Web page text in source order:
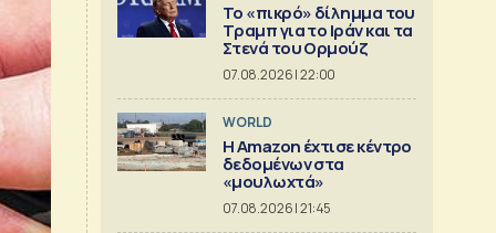
Το «πικρό» δίλημμα του
Τραμπ για το Ιράν και τα
Στενά του Ορμούζ
07.08.2026 | 22:00
WORLD
Η Amazon έχτισε κέντρο
δεδομένων στα
«μουλωχτά»
07.08.2026 | 21:45